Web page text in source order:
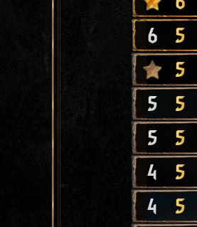
6 5
5
5 5
5 5
4 5
4 5